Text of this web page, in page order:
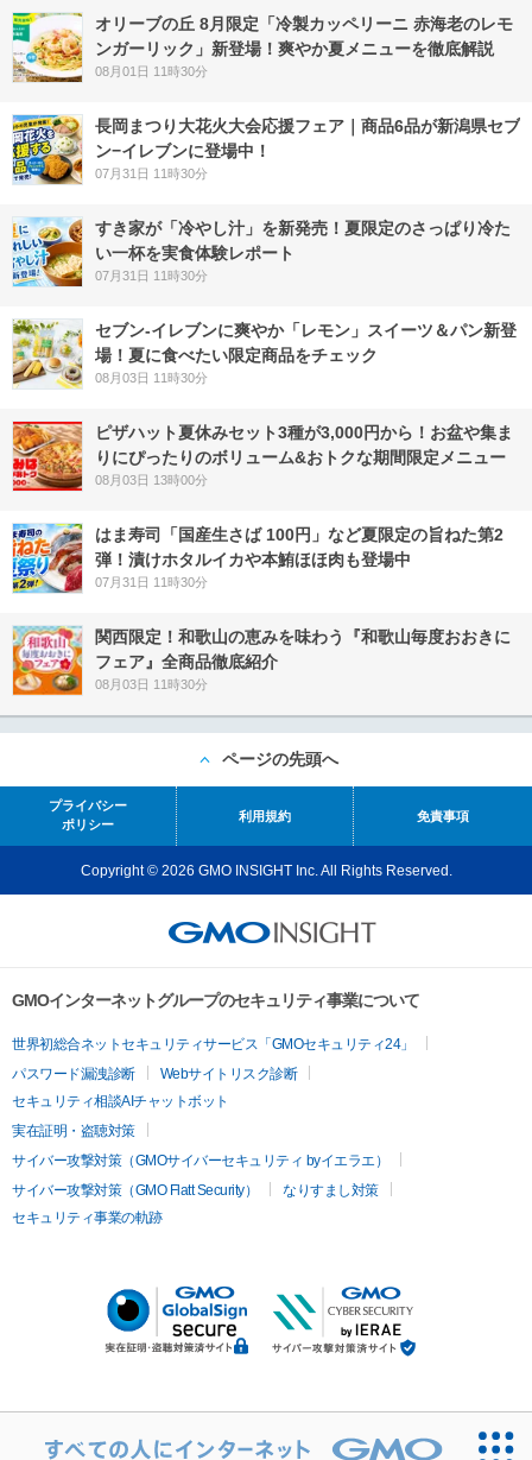
オリーブの丘 8月限定「冷製カッペリーニ 赤海老のレモ
ンガーリック」新登場！爽やか夏メニューを徹底解説
08月01日 11時30分
長岡まつり大花火大会応援フェア｜商品6品が新潟県セブ
ン−イレブンに登場中！
07月31日 11時30分
すき家が「冷やし汁」を新発売！夏限定のさっぱり冷た
い一杯を実食体験レポート
07月31日 11時30分
セブン‐イレブンに爽やか「レモン」スイーツ＆パン新登
場！夏に食べたい限定商品をチェック
08月03日 11時30分
ピザハット夏休みセット3種が3,000円から！お盆や集ま
りにぴったりのボリューム&おトクな期間限定メニュー
08月03日 13時00分
はま寿司「国産生さば 100円」など夏限定の旨ねた第2
弾！漬けホタルイカや本鮪ほほ肉も登場中
07月31日 11時30分
関西限定！和歌山の恵みを味わう『和歌山毎度おおきに
フェア』全商品徹底紹介
08月03日 11時30分
ページの先頭へ
プライバシー
ポリシー
利用規約 免責事項
Copyright © 2026 GMO INSIGHT Inc. All Rights Reserved.
GMOインターネットグループのセキュリティ事業について
世界初総合ネットセキュリティサービス「GMOセキュリティ24」
パスワード漏洩診断
Webサイトリスク診断
セキュリティ相談AIチャットボット
実在証明・盗聴対策
サイバー攻撃対策（GMOサイバーセキュリティ byイエラエ）
サイバー攻撃対策（GMO Flatt Security）
なりすまし対策
セキュリティ事業の軌跡